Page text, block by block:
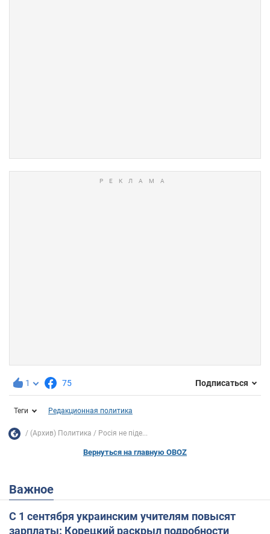
1 75 Подписаться
Теги Редакционная политика
(Архив) Политика Росія не піде...
Вернуться на главную OBOZ
Важное
С 1 сентября украинским учителям повысят
зарплаты: Корецкий раскрыл подробности